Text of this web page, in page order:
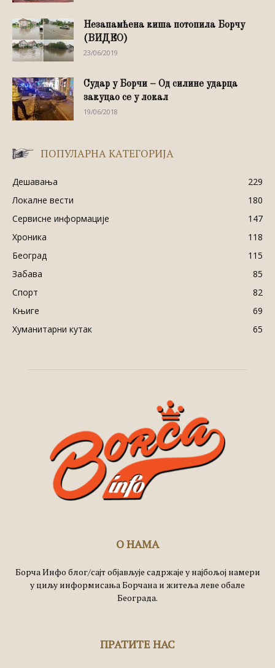
Незапамћена киша потопила Борчу
(ВИДЕО)
23/06/2019
Судар у Борчи – Од силине ударца
закуцао се у локал
19/06/2018
ПОПУЛАРНА КАТЕГОРИЈА
Дешавања
229
Локалне вести
180
Сервисне информације
147
Хроника
118
Београд
115
Забава
85
Спорт
82
Књиге
69
Хуманитарни кутак
65
О НАМА
Борча Инфо блог/сајт објављује садржаје у најбољој намери
у циљу информисања Борчана и житеља леве обале
Београда.
ПРАТИТЕ НАС